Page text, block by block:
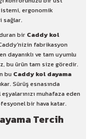
ergonomik
sağlar.
bir Caddy kol
fabrikasyon
dayanıklı ve tam uyumlu
bu ürün tam size göredir.
bu Caddy kol dayama
Sürüş esnasında
muhafaza eden
bir hava katar.
Tercih